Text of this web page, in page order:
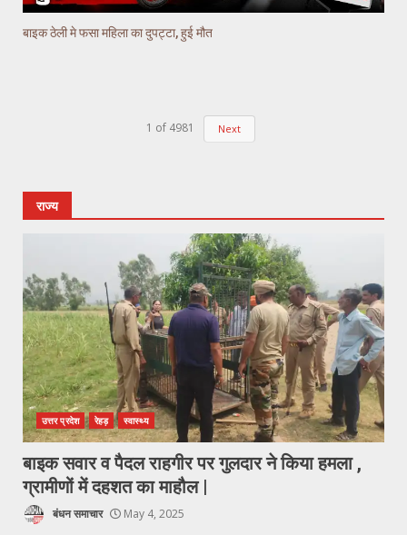
बाइक ठेली मे फसा महिला का दुपट्टा, हुई मौत
1 of 4981 Next
राज्य
उत्तर प्रदेश रेहड़ स्वास्थ्य
बाइक सवार व पैदल राहगीर पर गुलदार ने किया हमला ,
ग्रामीणों में दहशत का माहौल |
बंधन समाचार May 4, 2025